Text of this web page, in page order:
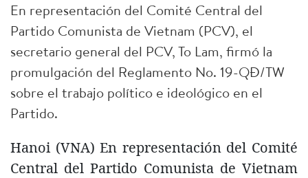
En representación del Comité Central del
Partido Comunista de Vietnam (PCV), el
secretario general del PCV, To Lam, firmó la
promulgación del Reglamento No. 19-QĐ/TW
sobre el trabajo político e ideológico en el
Partido.
Hanoi (VNA) En representación del Comité
Central del Partido Comunista de Vietnam